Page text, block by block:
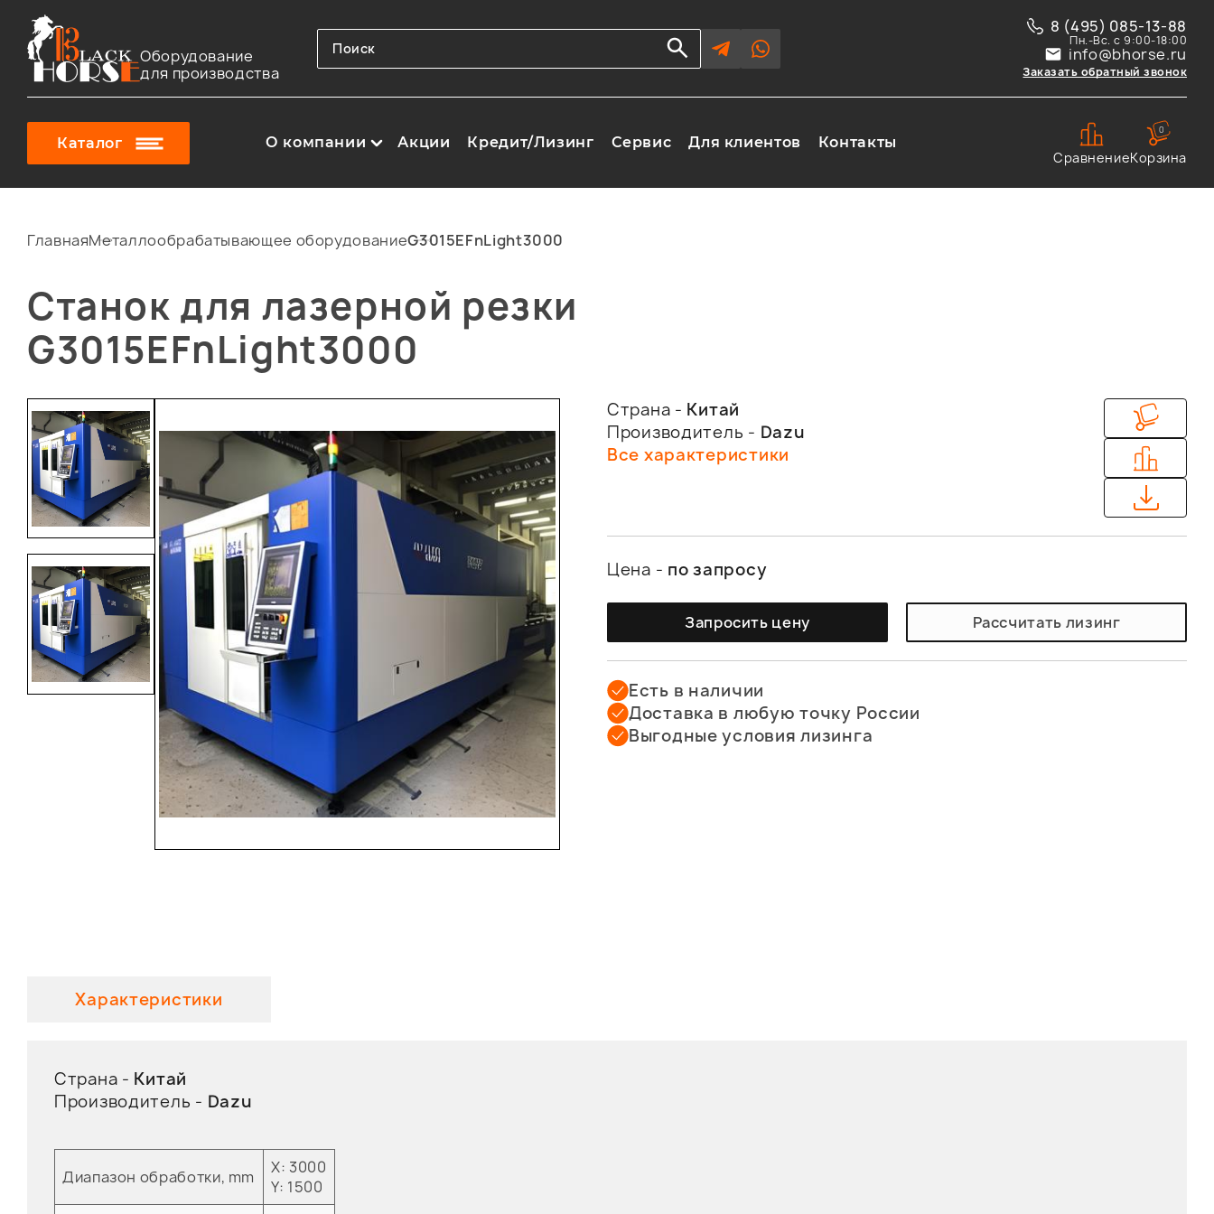
Оборудование
для производства
8 (495) 085-13-88
Пн.-Вс. с 9:00-18:00
info@bhorse.ru
Заказать обратный звонок
Каталог О компании Акции Кредит/Лизинг Сервис Для клиентов
Контакты
Сравнение
0
Корзина
ГлавнаяМеталлообрабатывающее оборудованиеG3015EFnLight3000
Станок для лазерной резки
G3015EFnLight3000
Страна - Китай
Производитель - Dazu
Все характеристики
Цена - по запросу
Запросить цену Рассчитать лизинг
Есть в наличии
Доставка в любую точку России
Выгодные условия лизинга
Характеристики
Страна - Китай
Производитель - Dazu
Диапазон обработки, mm
X: 3000
Y: 1500